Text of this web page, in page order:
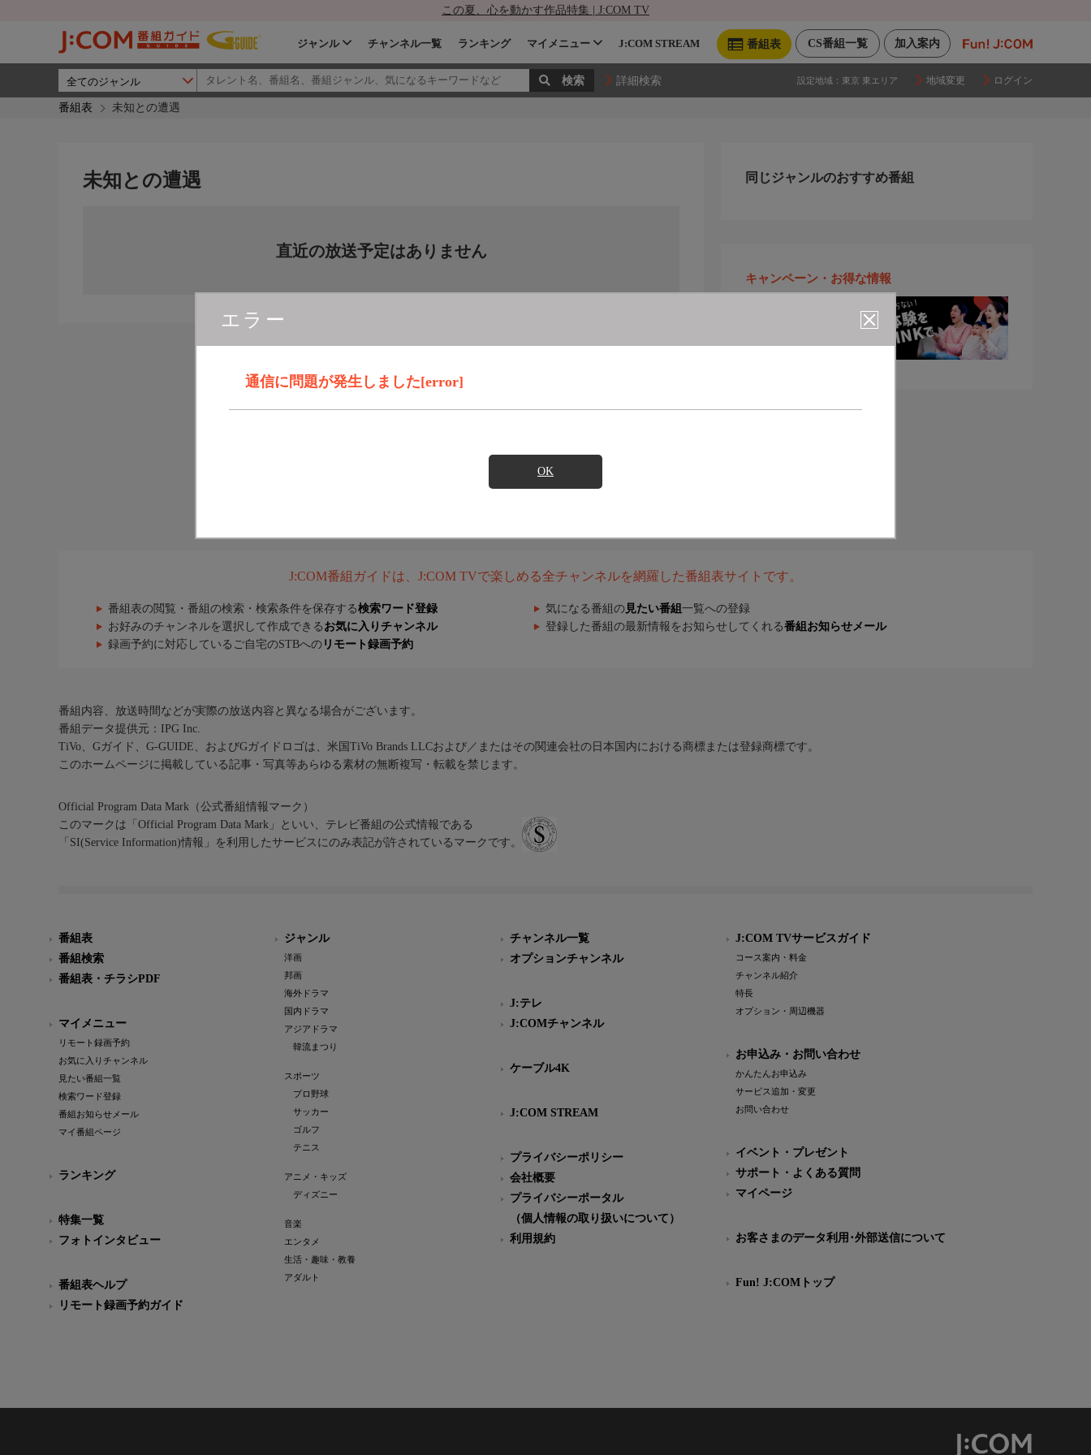
この夏、心を動かす作品特集 | J:COM TV
加入案内
CS番組一覧
番組表
ジャンル チャンネル一覧 ランキング マイメニュー J:COM STREAM
詳細検索 設定地域： 東京 東エリア 地域変更 ログイン
番組表 未知との遭遇
エラー
通信に問題が発生しました[error]
OK
未知との遭遇
直近の放送予定はありません
同じジャンルのおすすめ番組
キャンペーン・お得な情報
J:COM番組ガイドは、J:COM TVで楽しめる全チャンネルを網羅した番組表サイトです。
番組表の閲覧・番組の検索・検索条件を保存する検索ワード登録 気になる番組の 見たい番組 一覧への登録
お好みのチャンネルを選択して作成できる お気に入りチャンネル 登録した番組の最新情報をお知らせしてくれる番組お知らせメール
録画予約に対応しているご自宅のSTBへの リモート録画予約
番組内容、放送時間などが実際の放送内容と異なる場合がございます。
番組データ提供元：IPG Inc.
TiVo、Gガイド、G-GUIDE、およびGガイドロゴは、米国TiVo Brands LLCおよび／またはその関連会社の日本国内における商標または登録商標です。
このホームページに掲載している記事・写真等あらゆる素材の無断複写・転載を禁じます。
Official Program Data Mark（公式番組情報マーク）
このマークは「Official Program Data Mark」といい、テレビ番組の公式情報である
「SI(Service Information)情報」を利用したサービスにのみ表記が許されているマークです。
番組表
番組検索
番組表・チラシPDF
マイメニュー
リモート録画予約
お気に入りチャンネル
見たい番組一覧
検索ワード登録
番組お知らせメール
マイ番組ページ
ランキング
特集一覧
フォトインタビュー
番組表ヘルプ
リモート録画予約ガイド
ジャンル
洋画
邦画
海外ドラマ
国内ドラマ
アジアドラマ
韓流まつり
スポーツ
プロ野球
サッカー
ゴルフ
テニス
アニメ・キッズ
ディズニー
音楽
エンタメ
生活・趣味・教養
アダルト
チャンネル一覧
オプションチャンネル
J:テレ
J:COMチャンネル
ケーブル4K
J:COM STREAM
プライバシーポリシー
会社概要
プライバシーポータル
（個人情報の取り扱いについて）
利用規約
J:COM TVサービスガイド
コース案内・料金
チャンネル紹介
特長
オプション・周辺機器
お申込み・お問い合わせ
かんたんお申込み
サービス追加・変更
お問い合わせ
イベント・プレゼント
サポート・よくある質問
マイページ
お客さまのデータ利用･外部送信について
Fun! J:COMトップ